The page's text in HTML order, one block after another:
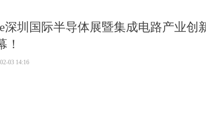
深圳国际半导体展暨集成电路产业创
！
03 14:16